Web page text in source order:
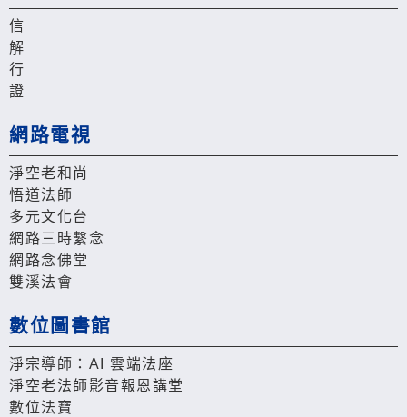
信
解
行
證
網路電視
淨空老和尚
悟道法師
多元文化台
網路三時繫念
網路念佛堂
雙溪法會
數位圖書館
淨宗導師：AI 雲端法座
淨空老法師影音報恩講堂
數位法寶